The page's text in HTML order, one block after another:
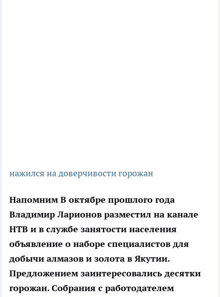
нажился на доверчивости горожан
Напомним В октябре прошлого года
Владимир Ларионов разместил на канале
НТВ и в службе занятости населения
объявление о наборе специалистов для
добычи алмазов и золота в Якутии.
Предложением заинтересовались десятки
горожан. Собрания с работодателем